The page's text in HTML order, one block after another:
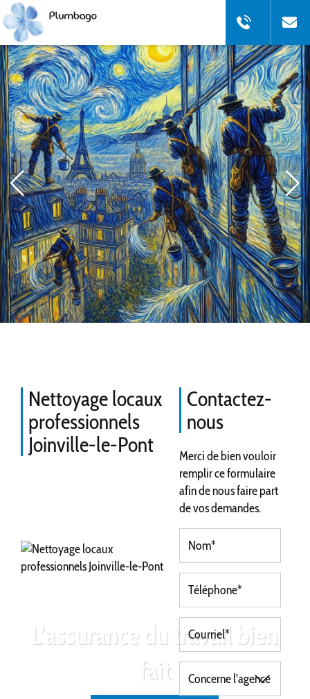
L’assurance du travail bien
fait
Nettoyage locaux
professionnels
Joinville-le-Pont
Contactez-
nous
Merci de bien vouloir
remplir ce formulaire
afin de nous faire part
de vos demandes.